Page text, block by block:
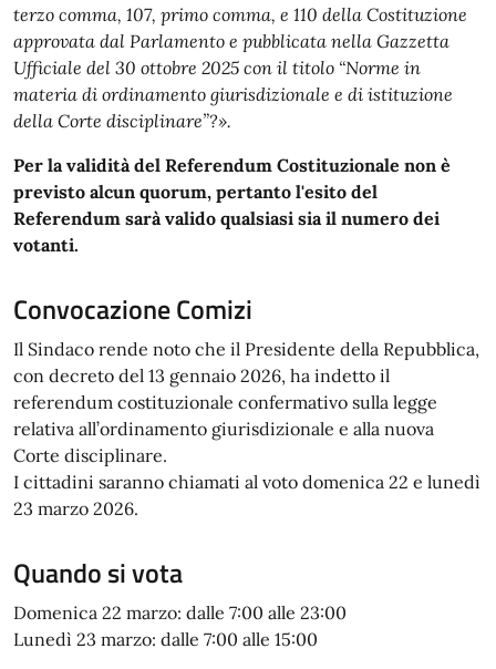
terzo comma, 107, primo comma, e 110 della Costituzione
approvata dal Parlamento e pubblicata nella Gazzetta
Ufficiale del 30 ottobre 2025 con il titolo “Norme in
materia di ordinamento giurisdizionale e di istituzione
della Corte disciplinare”?».
Per la validità del Referendum Costituzionale non è
previsto alcun quorum, pertanto l'esito del
Referendum sarà valido qualsiasi sia il numero dei
votanti.
Convocazione Comizi
Il Sindaco rende noto che il Presidente della Repubblica,
con decreto del 13 gennaio 2026, ha indetto il
referendum costituzionale confermativo sulla legge
relativa all’ordinamento giurisdizionale e alla nuova
Corte disciplinare.
I cittadini saranno chiamati al voto domenica 22 e lunedì
23 marzo 2026.
Quando si vota
Domenica 22 marzo: dalle 7:00 alle 23:00
Lunedì 23 marzo: dalle 7:00 alle 15:00